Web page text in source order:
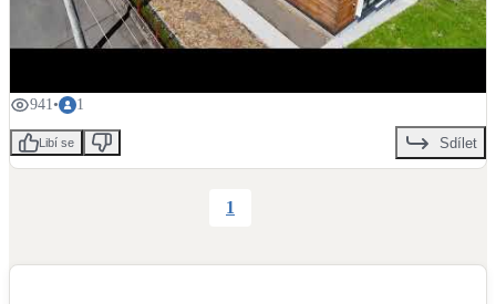
941• 1
Libí se Sdílet
1